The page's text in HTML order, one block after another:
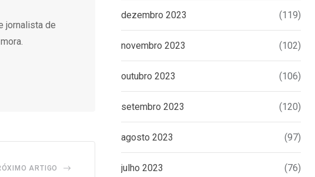
jornalista de
ARTIGO
dezembro 2023 (119)
novembro 2023 (102)
outubro 2023 (106)
setembro 2023 (120)
agosto 2023 (97)
julho 2023 (76)